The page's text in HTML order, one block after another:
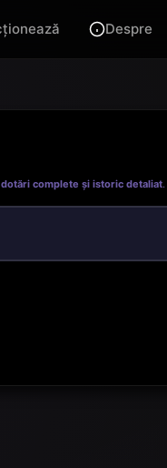
Despre
dotări complete și istoric detaliat.